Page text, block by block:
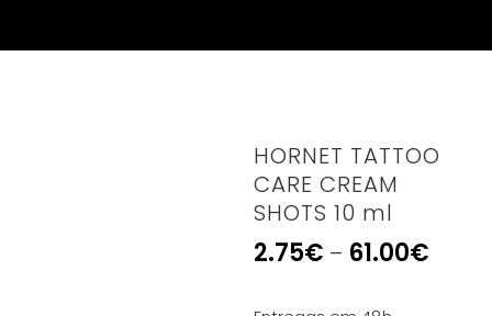
HORNET TATTOO
CARE CREAM
SHOTS 10 ml
2.75€ – 61.00€